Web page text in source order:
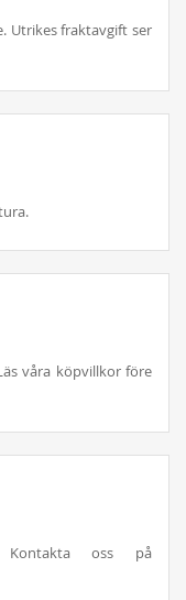
Utrikes fraktavgift ser
våra köpvillkor före
Kontakta oss på